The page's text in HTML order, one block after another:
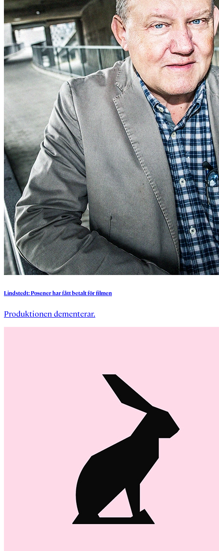
Lindstedt:Posenerharfåttbetaltförfilmen
Produktionen dementerar.